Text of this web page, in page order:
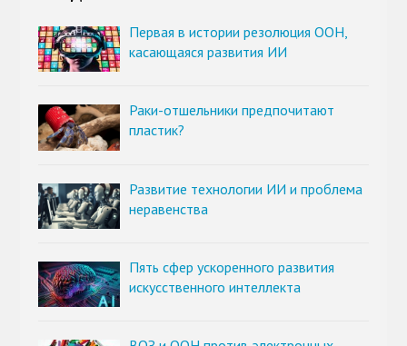
Первая в истории резолюция ООН,
касающаяся развития ИИ
Раки-отшельники предпочитают
пластик?
Развитие технологии ИИ и проблема
неравенства
Пять сфер ускоренного развития
искусственного интеллекта